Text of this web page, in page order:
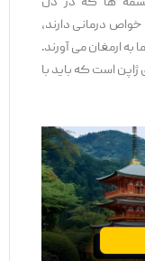
درمانی دارند،
ارمغان می ‌آورند.
است که باید با